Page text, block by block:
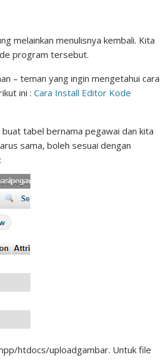
melainkan menulisnya kembali. Kita
program tersebut.
– teman yang ingin mengetahui cara
ini : Cara Install Editor Kode
tabel bernama pegawai dan kita
sama, boleh sesuai dengan
htdocs/uploadgambar. Untuk file